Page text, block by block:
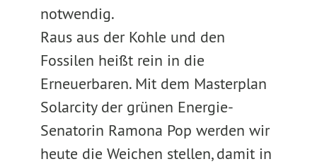
notwendig.
Raus aus der Kohle und den
Fossilen heißt rein in die
Erneuerbaren. Mit dem Masterplan
Solarcity der grünen Energie-
Senatorin Ramona Pop werden wir
heute die Weichen stellen, damit in